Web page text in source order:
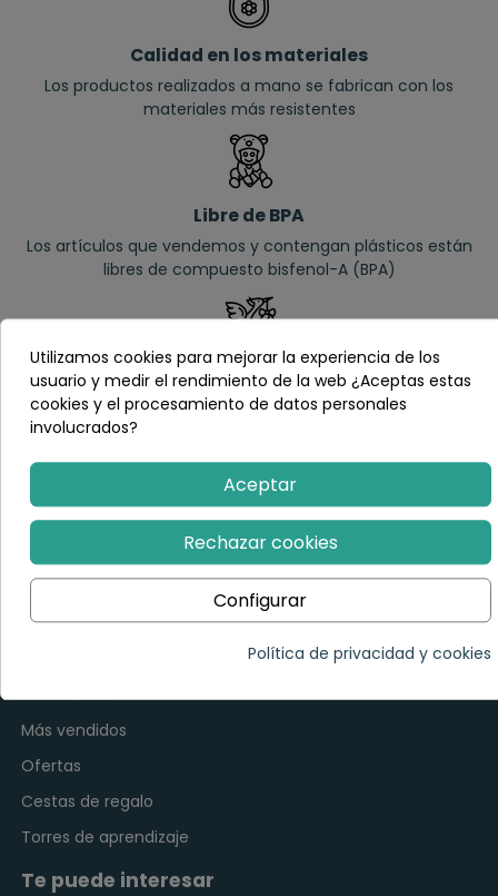
Calidad en los materiales
Los productos realizados a mano se fabrican con los
materiales más resistentes
Libre de BPA
Los artículos que vendemos y contengan plásticos están
libres de compuesto bisfenol-A (BPA)
Envíos inmediatos y gratuitos
Nuestro stock y la agilidad en el proceso de los pedidos nos
permite entregas exprés y gratuitas
Síguenos en redes sociales
Novedades
Más vendidos
Ofertas
Cestas de regalo
Torres de aprendizaje
Te puede interesar
Utilizamos cookies para mejorar la experiencia de los
usuario y medir el rendimiento de la web ¿Aceptas estas
cookies y el procesamiento de datos personales
involucrados?
Aceptar
Rechazar cookies
Configurar
Política de privacidad y cookies